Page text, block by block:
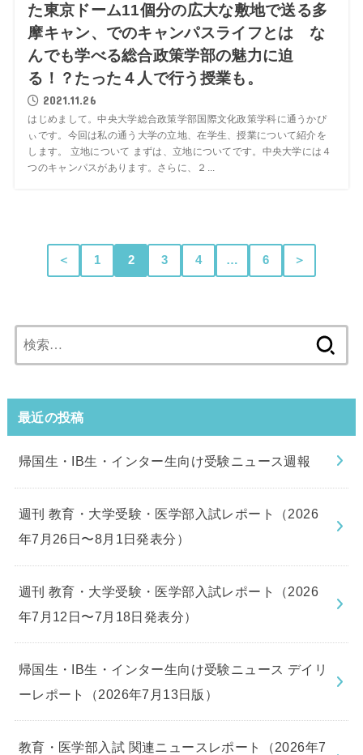
た東京ドーム11個分の広大な敷地で送る多
摩キャン、でのキャンパスライフとは な
んでも学べる総合政策学部の魅力に迫
る！？たった４人で行う授業も。
2021.11.26
はじめまして。中央大学総合政策学部国際文化政策学科に通うかぴ
ぃです。今回は私の通う大学の立地、在学生、授業について紹介を
します。 立地について まずは、立地についてです。中央大学には４
つのキャンパスがあります。さらに、２...
＜ 1 2 3 4 … 6 ＞
索:
最近の投稿
帰国生・IB生・インター生向け受験ニュース週報
週刊 教育・大学受験・医学部入試レポート（2026
年7月26日〜8月1日発表分）
週刊 教育・大学受験・医学部入試レポート（2026
年7月12日〜7月18日発表分）
帰国生・IB生・インター生向け受験ニュース デイリ
ーレポート（2026年7月13日版）
教育・医学部入試 関連ニュースレポート（2026年7